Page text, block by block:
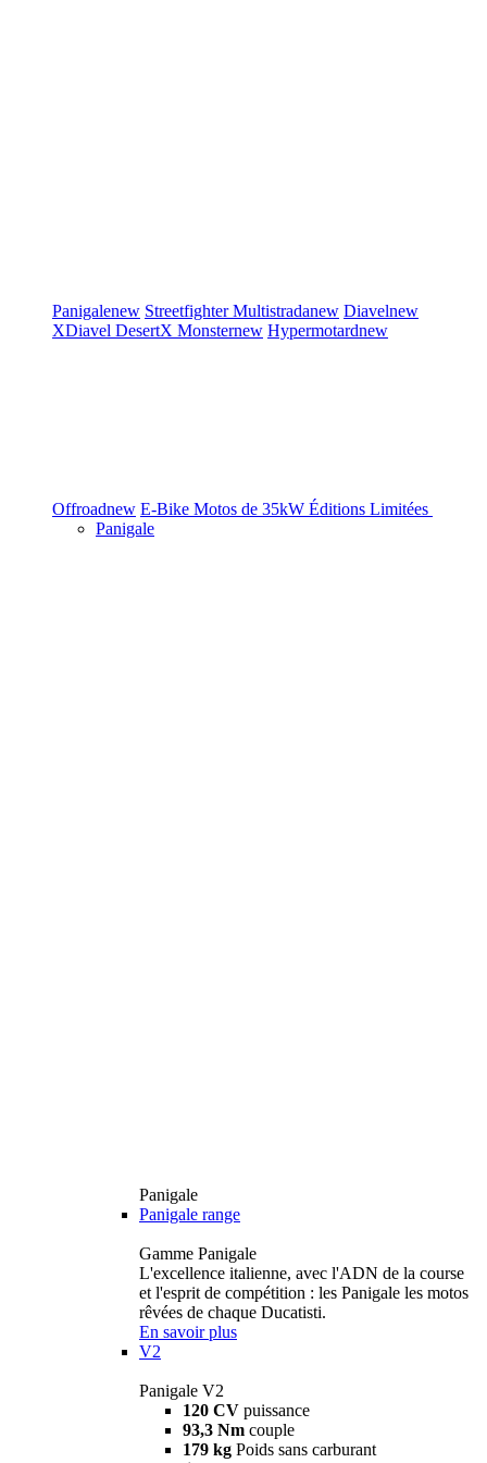
Panigalenew StreetfighterMultistradanew Diavelnew
XDiavel DesertX Monsternew Hypermotardnew
Offroadnew E-Bike Motos de 35kW Éditions Limitées
Panigale
Panigale
Panigale range
Gamme Panigale
L'excellence italienne, avec l'ADN de la course
et l'esprit de compétition : les Panigale les motos
rêvées de chaque Ducatisti.
En savoir plus
V2
Panigale V2
120 CV puissance
93,3 Nm couple
179 kg Poids sans carburant